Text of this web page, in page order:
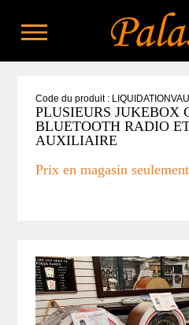
Code du produit :
PLUSIEURS JUKEBOX
BLUETOOTH RADIO
AUXILIAIRE
Prix en magasin seulement